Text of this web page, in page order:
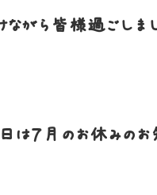
ながら皆様過ごしまし
は７月のお休みのお